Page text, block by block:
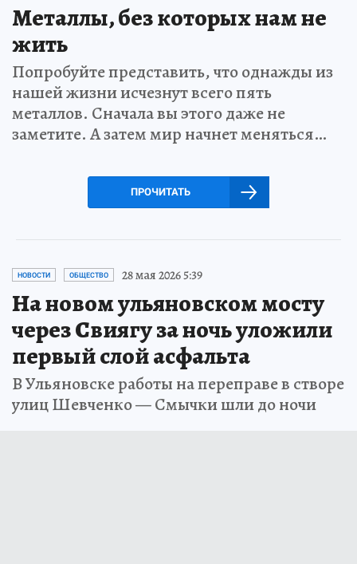
Металлы, без которых нам не
жить
Попробуйте представить, что однажды из
нашей жизни исчезнут всего пять
металлов. Сначала вы этого даже не
заметите. А затем мир начнет меняться…
ПРОЧИТАТЬ
НОВОСТИ ОБЩЕСТВО 28 мая 2026 5:39
На новом ульяновском мосту
через Свиягу за ночь уложили
первый слой асфальта
В Ульяновске работы на переправе в створе
улиц Шевченко — Смычки шли до ночи